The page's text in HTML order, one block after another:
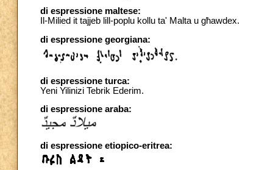
di espressione maltese:
Il-Milied it tajjeb lill-poplu kollu ta' Malta u għawdex.
di espressione georgiana:
di espressione turca:
Yeni Yilinizi Tebrik Ederim.
di espressione araba:
di espressione etiopico-eritrea: